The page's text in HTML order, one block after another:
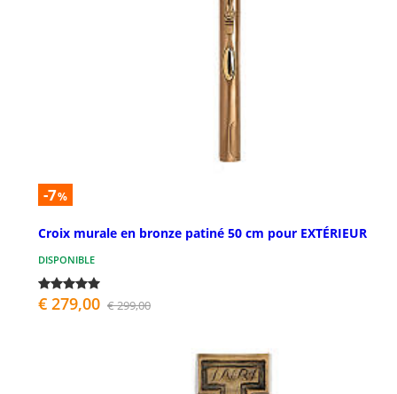
-7%
Croix murale en bronze patiné 50 cm pour EXTÉRIEUR
DISPONIBLE
€ 279,00 € 299,00